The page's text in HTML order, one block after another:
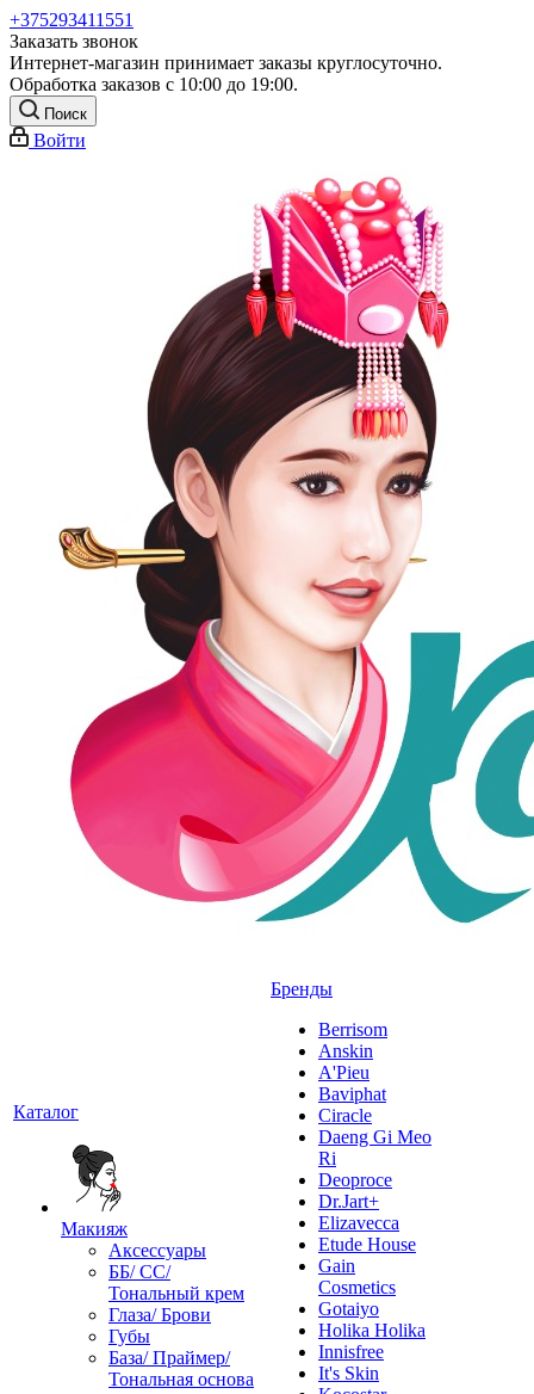
+375293411551
Заказать звонок
Интернет-магазин принимает заказы круглосуточно.
Обработка заказов с 10:00 до 19:00.
Поиск
Войти
Каталог
Макияж
Аксессуары
ББ/ СС/
Тональный крем
Глаза/ Брови
Губы
База/ Праймер/
Тональная основа
Бренды
Berrisom
Anskin
A'Pieu
Baviphat
Ciracle
Daeng Gi Meo
Ri
Deoproce
Dr.Jart+
Elizavecca
Etude House
Gain
Cosmetics
Gotaiyo
Holika Holika
Innisfree
It's Skin